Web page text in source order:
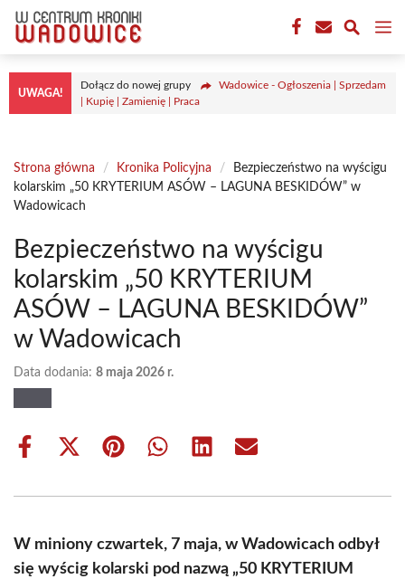
Przejdź
treści
UWAGA!
Dołącz do nowej grupy
Wadowice - Ogłoszenia | Sprzedam
| Kupię | Zamienię | Praca
Strona główna / Kronika Policyjna /
Bezpieczeństwo na wyścigu
kolarskim „50 KRYTERIUM ASÓW – LAGUNA BESKIDÓW” w
Wadowicach
Bezpieczeństwo na wyścigu
kolarskim „50 KRYTERIUM
ASÓW – LAGUNA BESKIDÓW”
w Wadowicach
Data dodania: 8 maja 2026 r.
Share
Share
(Twitter)
Share Share Share Share
W miniony czwartek, 7 maja, w Wadowicach odbył
się wyścig kolarski pod nazwą „50 KRYTERIUM